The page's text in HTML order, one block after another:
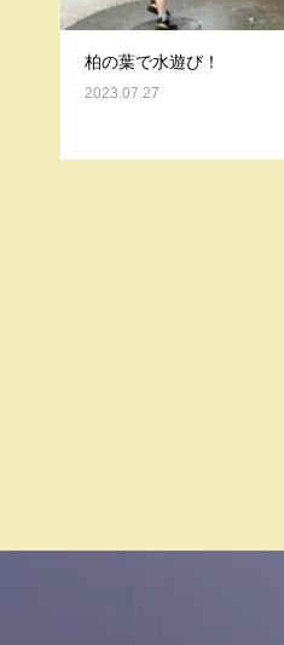
柏の葉で水遊び！
2023.07.27